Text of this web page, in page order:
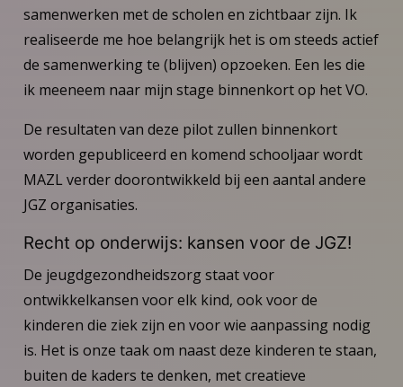
samenwerken met de scholen en zichtbaar zijn. Ik
realiseerde me hoe belangrijk het is om steeds actief
de samenwerking te (blijven) opzoeken. Een les die
ik meeneem naar mijn stage binnenkort op het VO.
De resultaten van deze pilot zullen binnenkort
worden gepubliceerd en komend schooljaar wordt
MAZL verder doorontwikkeld bij een aantal andere
JGZ organisaties.
Recht op onderwijs: kansen voor de JGZ!
De jeugdgezondheidszorg staat voor
ontwikkelkansen voor elk kind, ook voor de
kinderen die ziek zijn en voor wie aanpassing nodig
is. Het is onze taak om naast deze kinderen te staan,
buiten de kaders te denken, met creatieve